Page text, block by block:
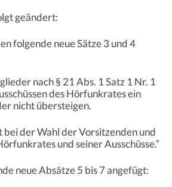
geändert:
folgende neue Sätze 3 und 4
nach § 21 Abs. 1 Satz 1 Nr. 1
des Hörfunkrates ein
nicht übersteigen.
bei der Wahl der Vorsitzenden und
und seiner Ausschüsse.“
neue Absätze 5 bis 7 angefügt: